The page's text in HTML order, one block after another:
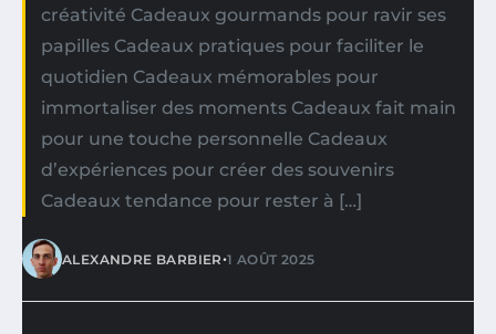
créativité Cadeaux gourmands pour ravir ses
papilles Cadeaux pratiques pour faciliter le
quotidien Cadeaux mémorables pour
immortaliser des moments Cadeaux fait main
pour une touche personnelle Cadeaux
d’expériences pour créer des souvenirs
Cadeaux tendance pour rester à […]
ALEXANDRE BARBIER•1 AOÛT 2025